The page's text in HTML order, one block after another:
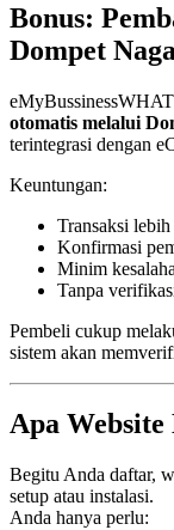
Bonus:
Dompet Naga
otomatis melalui
terintegrasi dengan
Keuntungan:
Transaksi lebih
Konfirmasi
Minim
Tanpa
Pembeli cukup
sistem akan
Apa Website
Begitu Anda daftar,
setup atau instalasi.
Anda hanya perlu: